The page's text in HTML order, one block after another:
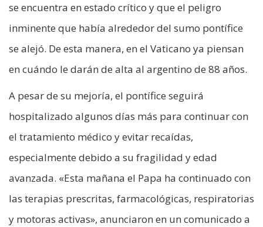
se encuentra en estado crítico y que el peligro
inminente que había alrededor del sumo pontífice
se alejó. De esta manera, en el Vaticano ya piensan
en cuándo le darán de alta al argentino de 88 años.
A pesar de su mejoría, el pontífice seguirá
hospitalizado algunos días más para continuar con
el tratamiento médico y evitar recaídas,
especialmente debido a su fragilidad y edad
avanzada. «Esta mañana el Papa ha continuado con
las terapias prescritas, farmacológicas, respiratorias
y motoras activas», anunciaron en un comunicado a